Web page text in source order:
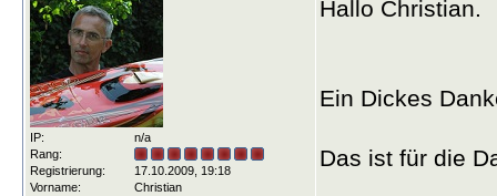
IP:
n/a
Rang:
Registrierung:
17.10.2009, 19:18
Vorname:
Christian
Hallo Christian.
Ein Dickes
Das ist für die